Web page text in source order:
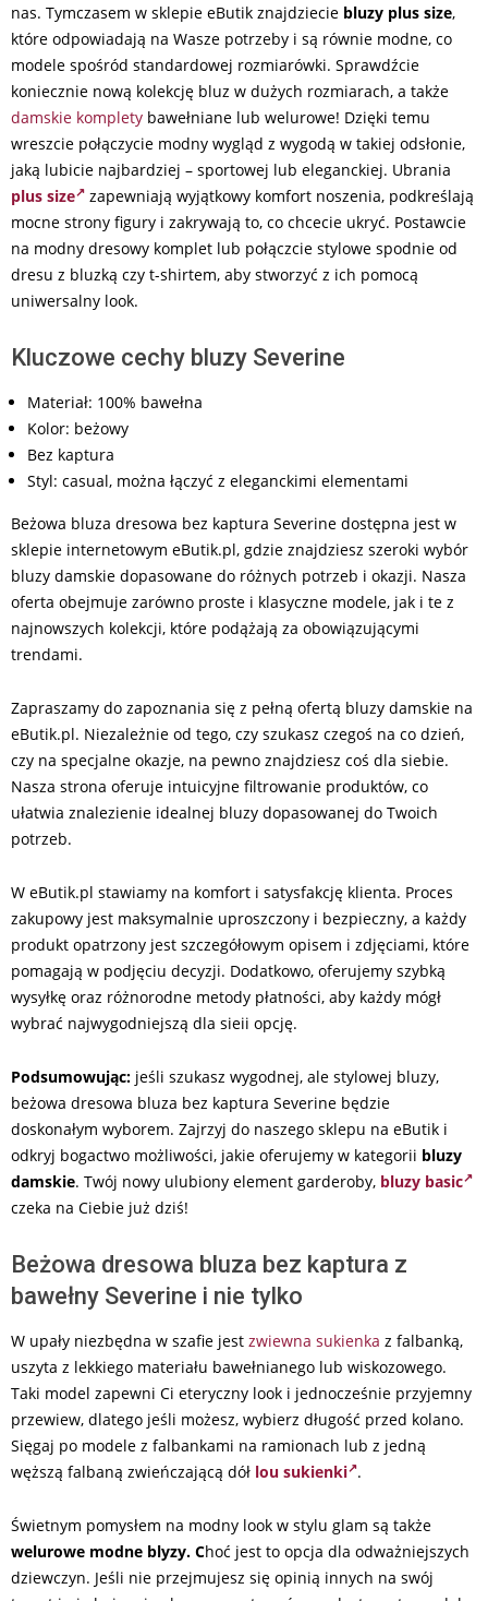
nas. Tymczasem w sklepie eButik znajdziecie bluzy plus size,
które odpowiadają na Wasze potrzeby i są równie modne, co
modele spośród standardowej rozmiarówki. Sprawdźcie
koniecznie nową kolekcję bluz w dużych rozmiarach, a także
damskie komplety bawełniane lub welurowe! Dzięki temu
wreszcie połączycie modny wygląd z wygodą w takiej odsłonie,
jaką lubicie najbardziej – sportowej lub eleganckiej. Ubrania
plus size
zapewniają wyjątkowy komfort noszenia, podkreślają
mocne strony figury i zakrywają to, co chcecie ukryć. Postawcie
na modny dresowy komplet lub połączcie stylowe spodnie od
dresu z bluzką czy t-shirtem, aby stworzyć z ich pomocą
uniwersalny look.
Kluczowe cechy bluzy Severine
Materiał: 100% bawełna
Kolor: beżowy
Bez kaptura
Styl: casual, można łączyć z eleganckimi elementami
Beżowa bluza dresowa bez kaptura Severine dostępna jest w
sklepie internetowym eButik.pl, gdzie znajdziesz szeroki wybór
bluzy damskie dopasowane do różnych potrzeb i okazji. Nasza
oferta obejmuje zarówno proste i klasyczne modele, jak i te z
najnowszych kolekcji, które podążają za obowiązującymi
trendami.
Zapraszamy do zapoznania się z pełną ofertą bluzy damskie na
eButik.pl. Niezależnie od tego, czy szukasz czegoś na co dzień,
czy na specjalne okazje, na pewno znajdziesz coś dla siebie.
Nasza strona oferuje intuicyjne filtrowanie produktów, co
ułatwia znalezienie idealnej bluzy dopasowanej do Twoich
potrzeb.
W eButik.pl stawiamy na komfort i satysfakcję klienta. Proces
zakupowy jest maksymalnie uproszczony i bezpieczny, a każdy
produkt opatrzony jest szczegółowym opisem i zdjęciami, które
pomagają w podjęciu decyzji. Dodatkowo, oferujemy szybką
wysyłkę oraz różnorodne metody płatności, aby każdy mógł
wybrać najwygodniejszą dla sieii opcję.
Podsumowując: jeśli szukasz wygodnej, ale stylowej bluzy,
beżowa dresowa bluza bez kaptura Severine będzie
doskonałym wyborem. Zajrzyj do naszego sklepu na eButik i
odkryj bogactwo możliwości, jakie oferujemy w kategorii bluzy
damskie. Twój nowy ulubiony element garderoby, bluzy basic
czeka na Ciebie już dziś!
Beżowa dresowa bluza bez kaptura z
bawełny Severine i nie tylko
W upały niezbędna w szafie jest zwiewna sukienka z falbanką,
uszyta z lekkiego materiału bawełnianego lub wiskozowego.
Taki model zapewni Ci eteryczny look i jednocześnie przyjemny
przewiew, dlatego jeśli możesz, wybierz długość przed kolano.
Sięgaj po modele z falbankami na ramionach lub z jedną
węższą falbaną zwieńczającą dół lou sukienki .
Świetnym pomysłem na modny look w stylu glam są także
welurowe modne blyzy. Choć jest to opcja dla odważniejszych
dziewczyn. Jeśli nie przejmujesz się opinią innych na swój